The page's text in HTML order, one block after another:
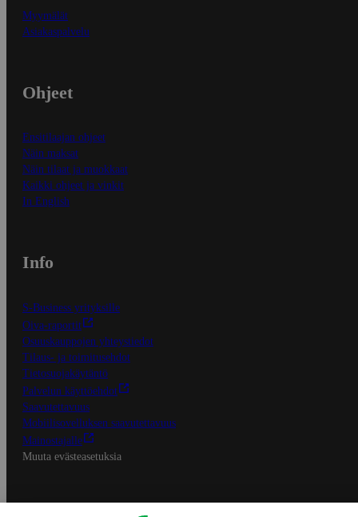
Myymälät
Asiakaspalvelu
Ohjeet
Ensitilaajan ohjeet
Näin maksat
Näin tilaat ja muokkaat
Kaikki ohjeet ja vinkit
In English
Info
S-Business yrityksille
Oiva-raportit
Osuuskauppojen yhteystiedot
Tilaus- ja toimitusehdot
Tietosuojakäytäntö
Palvelun käyttöehdot
Saavutettavuus
Mobiilisovelluksen saavutettavuus
Mainostajalle
Muuta evästeasetuksia